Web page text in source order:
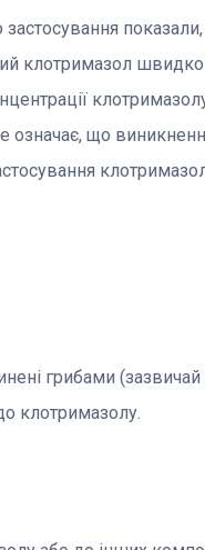
клотримазол швидко
що
грибами
клотримазолу.